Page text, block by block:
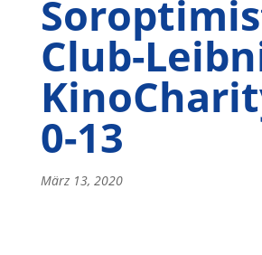
Club-
0-13
März 13, 2020